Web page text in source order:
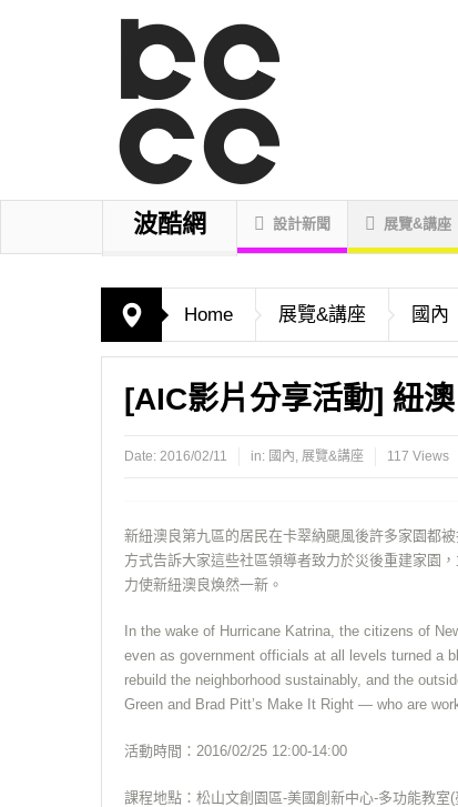
波酷網 設計新聞 展覽&講座
Home 展覽&講座 國內
[AIC影片分享活動] 紐
Date: 2016/02/11 in: 國內, 展覽&講座 117 Views
新紐澳良第九區的居民在卡翠納颶風後許多家園都
方式告訴大家這些社區領導者致力於災後重建家園
力使新紐澳良煥然一新。
In the wake of Hurricane Katrina, the citizens of
even as government officials at all levels turned a
rebuild the neighborhood sustainably, and the
Green and Brad Pitt’s Make It Right — who are
活動時間：2016/02/25 12:00-14:00
課程地點：松山文創園區-美國創新中心-多功能教室